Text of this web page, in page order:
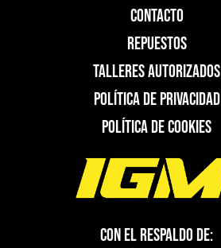
Contacto
Repuestos
Talleres Autorizados
Política de Privacidad
Política de Cookies
Con el respaldo de: